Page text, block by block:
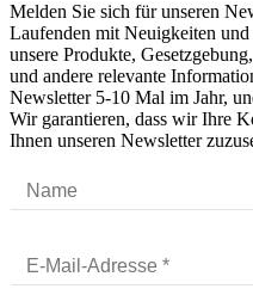
Melden Sie sich für unseren
Laufenden mit Neuigkeiten
unsere Produkte,
und andere relevante
Newsletter 5-10 Mal im Jahr,
Wir garantieren, dass wir Ihre
Ihnen unseren Newsletter